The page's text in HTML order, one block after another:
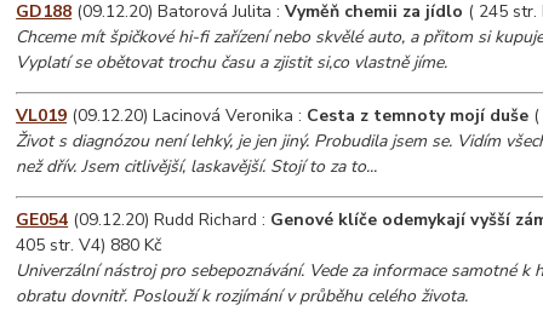
GD188 (09.12.20) Batorová Julita :Vyměň chemii za jídlo ( 245 str.
Chceme mít špičkové hi-fi zařízení nebo skvělé auto, a přitom si
Vyplatí se obětovat trochu času a zjistit si,co vlastně jíme.
VL019 (09.12.20) Lacinová Veronika : Cesta z temnoty mojí duše
Život s diagnózou není lehký, je jen jiný. Probudila jsem se. Vidím
než dřív. Jsem citlivější, laskavější. Stojí to za to...
GE054 (09.12.20) Rudd Richard : Genové klíče odemykají vyšší
405 str. V4) 880 Kč
Univerzální nástroj pro sebepoznávání. Vede za informace samotné k
obratu dovnitř. Poslouží k rozjímání v průběhu celého života.